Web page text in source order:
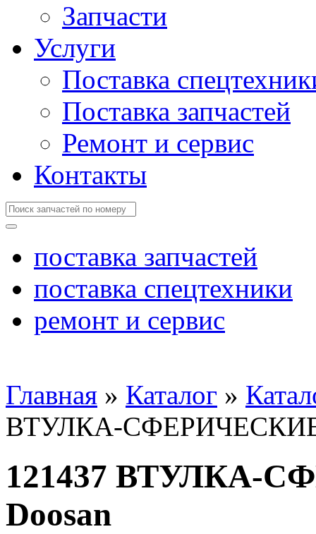
Запчасти
Услуги
Поставка
Поставка запчастей
Ремонт и сервис
Контакты
поставка запчастей
поставка спецтехники
ремонт и сервис
Главная » Каталог »
ВТУЛКА-СФЕРИЧЕСКИЕ
121437 ВТУЛКА-
Doosan